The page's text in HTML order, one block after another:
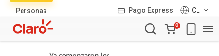
Personas Pago Express
CL
Carro
de
0
productos